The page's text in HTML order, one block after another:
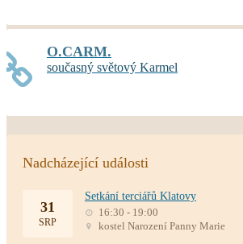
O.CARM.
současný světový Karmel
Nadcházející události
31
SRP
Setkání terciářů Klatovy
16:30 - 19:00
kostel Narození Panny Marie